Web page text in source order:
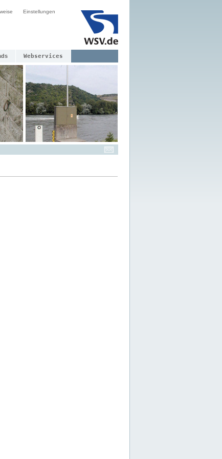
Einstellungen
Webservices